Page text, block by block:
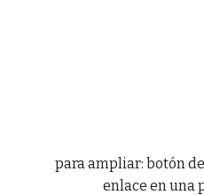
para ampliar: botón
enlace en una